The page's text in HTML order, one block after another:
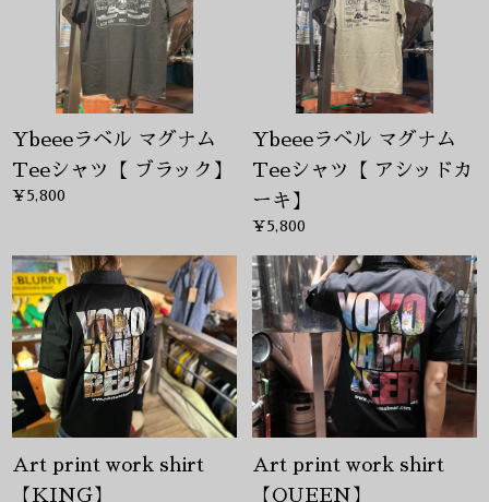
Ybeeeラベル マグナム
Teeシャツ【 ブラック】
¥5,800
Ybeeeラベル マグナム
Teeシャツ【 アシッドカ
ーキ】
¥5,800
Art print work shirt
【KING】
Art print work shirt
【QUEEN】